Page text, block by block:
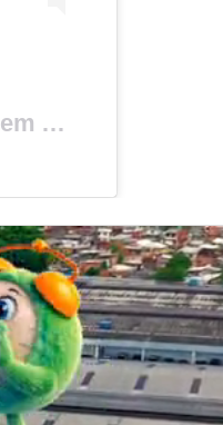
em 4 de Jan, 2020 às 7:46 PST